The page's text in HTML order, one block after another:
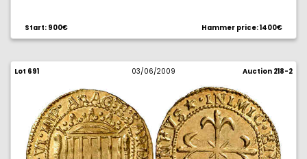
Scarce and choice extremely fine. Escasa. EBC+.
Start: 900€ Hammer price: 1400€
Lot 691 03/06/2009 Auction 218-2